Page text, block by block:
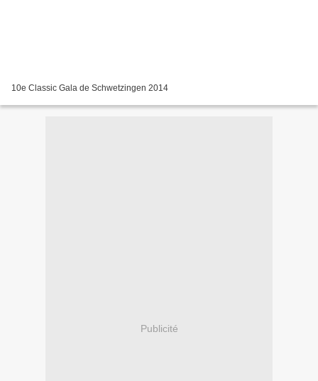
10e Classic Gala de Schwetzingen 2014
Publicité